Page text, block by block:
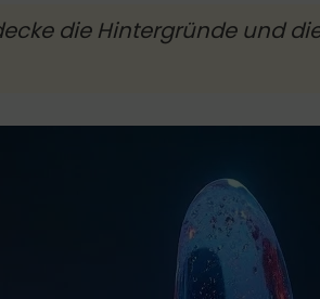
die Hintergründe und